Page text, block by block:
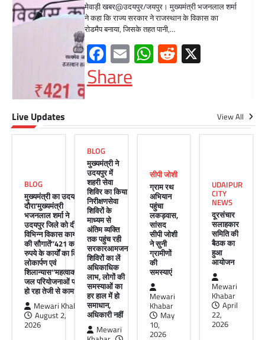
उदयपुर जयपुर 17 जून। मुख्यमंत्री भजनलाल शर्मा ने
बुधवार को उदयपुर प्रवास के दौरान उदयपुर विकास
प्राधिकरण में आयोजित शहरी…
Facebook
EmailWhatsApp
Reddit
X
Share
ग्राम रथ अभियान पहुंचा लकड़वास, सांसद
Mewari Khabar
मेवाड़ी खबर@उदयपुर। राजस्थान सरकार द्वारा गांव के
अंतिम पायदान पर बैठे व्यक्ति तक योजनाओं का लाभ
पहुंचाने और उसे मुख्यधारा…
Facebook
Email
WhatsApp
Reddit
Share
UDAIPUR CITY NEWS
दूरसंचार सलाहकार समिति की बैठक का
हुआ आयोजन
Mewari Khabar April 22, 2026
Live Updates View All
BLOG
मुख्यमंत्री का उदयपुर
दौरा’मुख्यमंत्री
भजनलाल शर्मा ने
उदयपुर जिले को दी
विभिन्न विकास कार्यों
की सौगातें’’421 करोड़
रुपये के कार्यों का किया
लोकार्पण एवं
शिलान्यास’’महत्वाकांक्षी
जल परियोजनाओं पर
हो रहा तेजी से काम’
Mewari Khabar
August 2,
2026
BLOG
मुख्यमंत्री ने
उदयपुर में
शहरी सेवा
शिविर का किया
निरीक्षणसेवा
शिविरों के
माध्यम से
अंतिम व्यक्ति
तक पहुंच रही
सरकारआमजन
शिविरों का लें
अधिकाधिक
लाभ, लोगों की
समस्याओं का
हर हाल में हो
समाधान,
अधिकारी नहीं
Mewari
सीपी जोशी
ग्राम रथ
अभियान
पहुंचा
लकड़वास,
सांसद
सीपी जोशी
ने सुनी
ग्रामीणों
की
समस्याएं
Mewari
Khabar
May
10,
2026
UDAIPUR
CITY
NEWS
दूरसंचार
सलाहकार
समिति की
बैठक का
हुआ
आयोजन
Mewari
Khabar
April
22,
2026